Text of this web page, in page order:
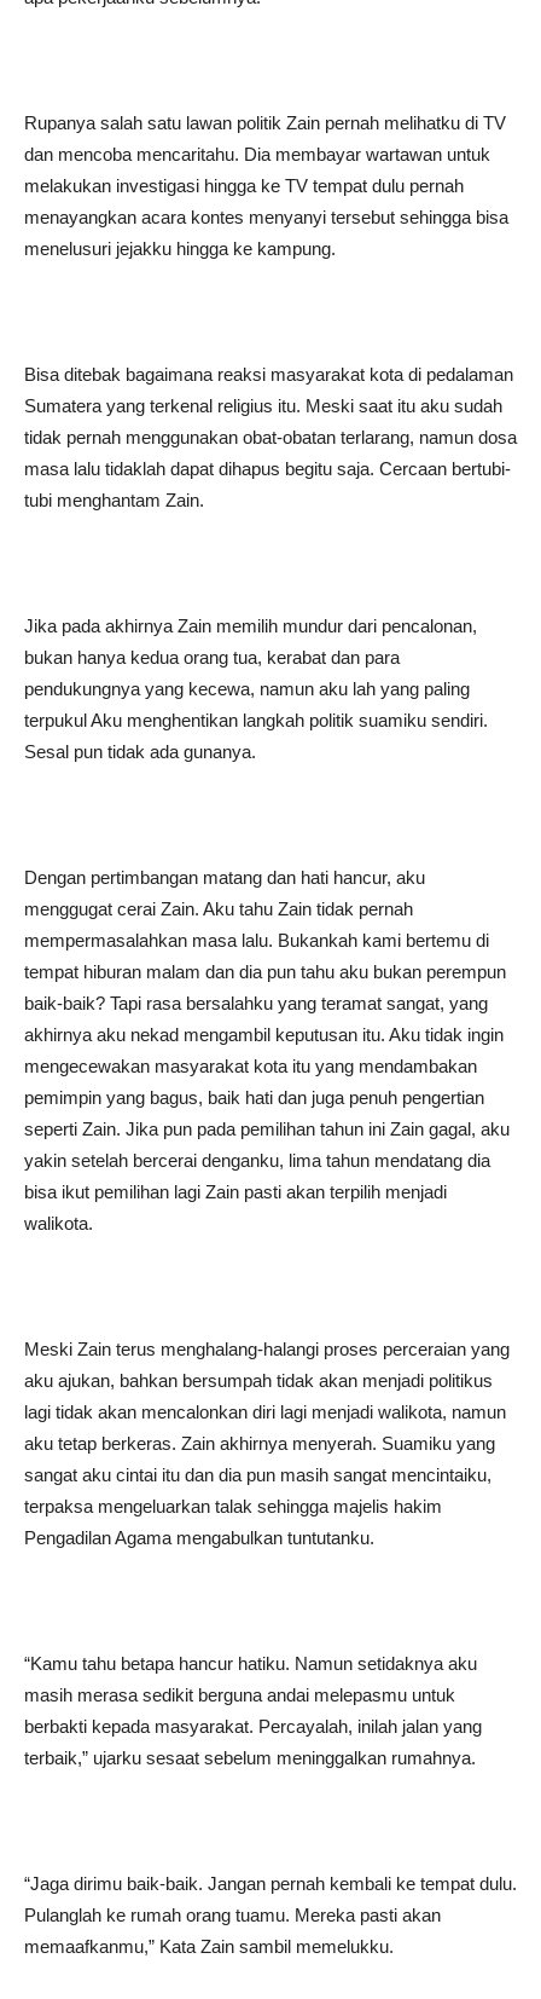
Rupanya salah satu lawan politik Zain pernah melihatku di TV
dan mencoba mencaritahu. Dia membayar wartawan untuk
melakukan investigasi hingga ke TV tempat dulu pernah
menayangkan acara kontes menyanyi tersebut sehingga bisa
menelusuri jejakku hingga ke kampung.
Bisa ditebak bagaimana reaksi masyarakat kota di pedalaman
Sumatera yang terkenal religius itu. Meski saat itu aku sudah
tidak pernah menggunakan obat-obatan terlarang, namun dosa
masa lalu tidaklah dapat dihapus begitu saja. Cercaan bertubi-
tubi menghantam Zain.
Jika pada akhirnya Zain memilih mundur dari pencalonan,
bukan hanya kedua orang tua, kerabat dan para
pendukungnya yang kecewa, namun aku lah yang paling
terpukul Aku menghentikan langkah politik suamiku sendiri.
Sesal pun tidak ada gunanya.
Dengan pertimbangan matang dan hati hancur, aku
menggugat cerai Zain. Aku tahu Zain tidak pernah
mempermasalahkan masa lalu. Bukankah kami bertemu di
tempat hiburan malam dan dia pun tahu aku bukan perempun
baik-baik? Tapi rasa bersalahku yang teramat sangat, yang
akhirnya aku nekad mengambil keputusan itu. Aku tidak ingin
mengecewakan masyarakat kota itu yang mendambakan
pemimpin yang bagus, baik hati dan juga penuh pengertian
seperti Zain. Jika pun pada pemilihan tahun ini Zain gagal, aku
yakin setelah bercerai denganku, lima tahun mendatang dia
bisa ikut pemilihan lagi Zain pasti akan terpilih menjadi
walikota.
Meski Zain terus menghalang-halangi proses perceraian yang
aku ajukan, bahkan bersumpah tidak akan menjadi politikus
lagi tidak akan mencalonkan diri lagi menjadi walikota, namun
aku tetap berkeras. Zain akhirnya menyerah. Suamiku yang
sangat aku cintai itu dan dia pun masih sangat mencintaiku,
terpaksa mengeluarkan talak sehingga majelis hakim
Pengadilan Agama mengabulkan tuntutanku.
“Kamu tahu betapa hancur hatiku. Namun setidaknya aku
masih merasa sedikit berguna andai melepasmu untuk
berbakti kepada masyarakat. Percayalah, inilah jalan yang
terbaik,” ujarku sesaat sebelum meninggalkan rumahnya.
“Jaga dirimu baik-baik. Jangan pernah kembali ke tempat dulu.
Pulanglah ke rumah orang tuamu. Mereka pasti akan
memaafkanmu,” Kata Zain sambil memelukku.